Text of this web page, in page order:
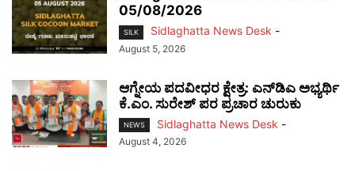
05/08/2026
SILK Sidlaghatta News Desk -
August 5, 2026
ಆಗ್ನೇಯ ಪದವೀಧರ ಕ್ಷೇತ್ರ: ಎನ್‌ಡಿಎ ಅಭ್ಯರ್ಥಿ
ಕೆ.ಎಂ. ಸುರೇಶ್ ಪರ ಪ್ರಚಾರ ಚುರುಕು
NEWS Sidlaghatta News Desk -
August 4, 2026